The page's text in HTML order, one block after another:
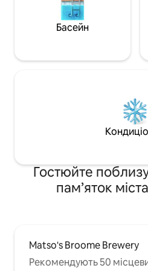
Басейн
Гостюйте
пам’яток
Matso's Broome Brewery
Рекомендують 50